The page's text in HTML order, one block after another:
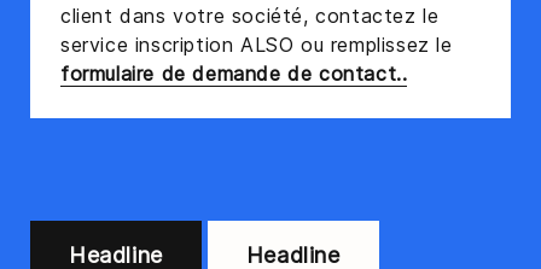
client dans votre société, contactez le
service inscription ALSO ou remplissez le
formulaire de demande de contact..
Headline Headline